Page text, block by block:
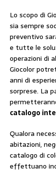
Lo scopo di
sia sempre
preventivo
e tutte le
operazioni di
Giocolor
anni di
sorprese. La
catalogo
Qualora
abitazioni,
catalogo di
effettuano